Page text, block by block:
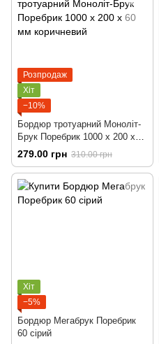
Розпродаж
Хіт
−10%
Бордюр тротуарний Моноліт-
Брук Поребрик 1000 х 200 х
60 мм коричневий
279.00 грн 310.00 грн
Хіт
−5%
Бордюр Мегабрук Поребрик
60 сірий